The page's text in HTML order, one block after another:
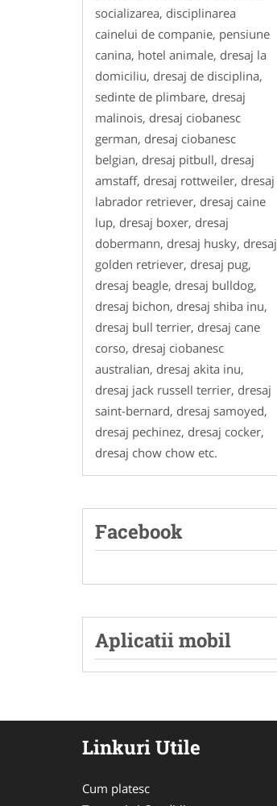
socializarea, disciplinarea
cainelui de companie, pensiune
canina, hotel animale, dresaj la
domiciliu, dresaj de disciplina,
sedinte de plimbare, dresaj
malinois, dresaj ciobanesc
german, dresaj ciobanesc
belgian, dresaj pitbull, dresaj
amstaff, dresaj rottweiler, dresaj
labrador retriever, dresaj caine
lup, dresaj boxer, dresaj
dobermann, dresaj husky, dresaj
golden retriever, dresaj pug,
dresaj beagle, dresaj bulldog,
dresaj bichon, dresaj shiba inu,
dresaj bull terrier, dresaj cane
corso, dresaj ciobanesc
australian, dresaj akita inu,
dresaj jack russell terrier, dresaj
saint-bernard, dresaj samoyed,
dresaj pechinez, dresaj cocker,
dresaj chow chow etc.
Facebook
Aplicatii mobil
Linkuri Utile
Cum platesc